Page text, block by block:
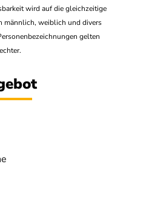
wird auf die gleichzeitige
männlich, weiblich und divers
gelten